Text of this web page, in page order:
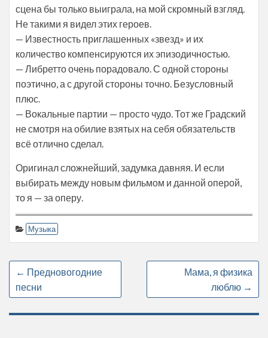
сцена бы только выиграла, на мой скромный взгляд.
Не такими я видел этих героев.
— Известность приглашенных «звезд» и их
количество компенсируются их эпизодичностью.
— Либретто очень порадовало. С одной стороны
поэтично, а с другой стороны точно. Безусловный
плюс.
— Вокальные партии — просто чудо. Тот же Градский
не смотря на обилие взятых на себя обязательств
всё отлично сделал.
Оригинал сложнейший, задумка давняя. И если
выбирать между новым фильмом и данной оперой,
то я — за оперу.
Музыка
← Предновогодние
песни
Мама, я физика
люблю →